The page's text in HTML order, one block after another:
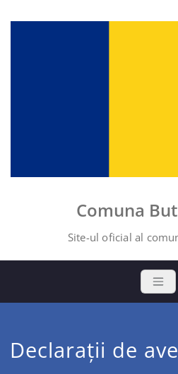
Comuna
Site-ul oficial al
Declarații de